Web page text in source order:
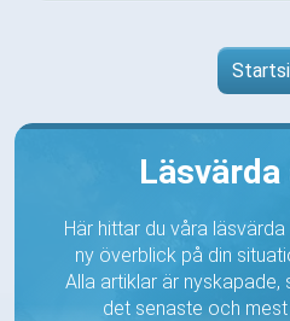
Här hittar du våra
ny överblick på din
Alla artiklar är nyskapade,
det senaste och